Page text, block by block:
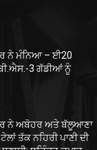
ਨੇ ਮੰਨਿਆ – ਈ20
3 ਗੱਡੀਆਂ ਨੂੰ
ਨੇ ਅਬੋਹਰ ਅਤੇ ਬੱਲੂਆਣਾ
ਤੱਕ ਨਹਿਰੀ ਪਾਣੀ ਦੀ